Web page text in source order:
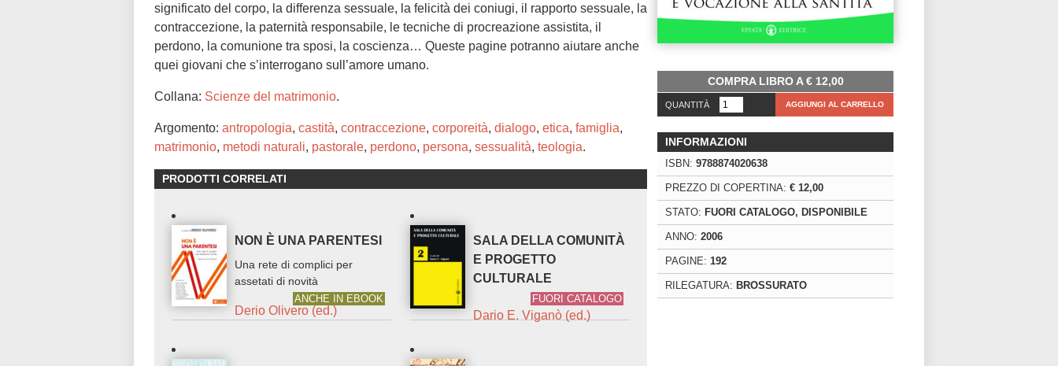
COMPRA LIBRO A€12,00
QUANTITÀ AGGIUNGI AL CARRELLO
INFORMAZIONI
ISBN: 9788874020638
PREZZO DI COPERTINA: € 12,00
STATO: FUORI CATALOGO, DISPONIBILE
ANNO: 2006
PAGINE: 192
RILEGATURA: BROSSURATO
significato del corpo, la differenza sessuale, la felicità dei coniugi, il rapporto sessuale, la
contraccezione, la paternità responsabile, le tecniche di procreazione assistita, il
perdono, la comunione tra sposi, la coscienza… Queste pagine potranno aiutare anche
quei giovani che s’interrogano sull’amore umano.
Collana: Scienze del matrimonio.
Argomento: antropologia, castità, contraccezione, corporeità, dialogo, etica, famiglia,
matrimonio, metodi naturali, pastorale, perdono, persona, sessualità, teologia.
PRODOTTI CORRELATI
NON È UNA PARENTESI
Una rete di complici per
assetati di novità
Derio Olivero (ed.)
ANCHE IN EBOOK
SALA DELLA COMUNITÀ
E PROGETTO
CULTURALE
Dario E. Viganò (ed.)
FUORI CATALOGO